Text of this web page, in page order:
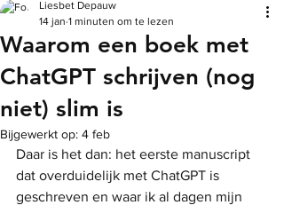
Waarom een boek met
ChatGPT schrijven (nog
niet) slim is
Liesbet Depauw
14 jan 1 minuten om te lezen
Bijgewerkt op: 4 feb
Daar is het dan: het eerste manuscript
dat overduidelijk met ChatGPT is
geschreven en waar ik al dagen mijn